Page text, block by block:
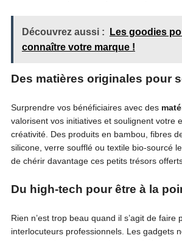
Découvrez aussi :
Les goodies
connaître votre marque !
Des matières originales pour
Surprendre vos bénéficiaires avec des
valorisent vos initiatives et soulignent votre
créativité. Des produits en bambou, fibres
silicone, verre soufflé ou textile bio-sourcé
de chérir davantage ces petits trésors
Du high-tech pour être à la
Rien n’est trop beau quand il s’agit de faire
interlocuteurs professionnels. Les gadgets